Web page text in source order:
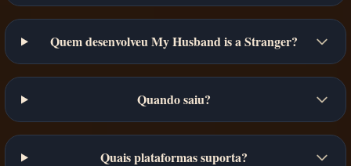
Quem desenvolveu My Husband is a Stranger?
Quando saiu?
Quais plataformas suporta?